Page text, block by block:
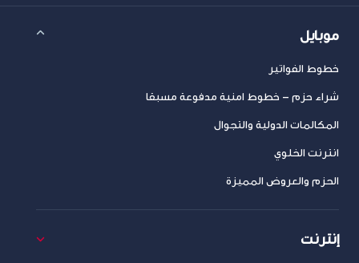
موبايل
خطوط الفواتير
شراء حزم – خطوط امنية مدفوعة مسبقا
المكالمات الدولية والتجوال
انترنت الخلوي
الحزم والعروض المميزة
إنترنت